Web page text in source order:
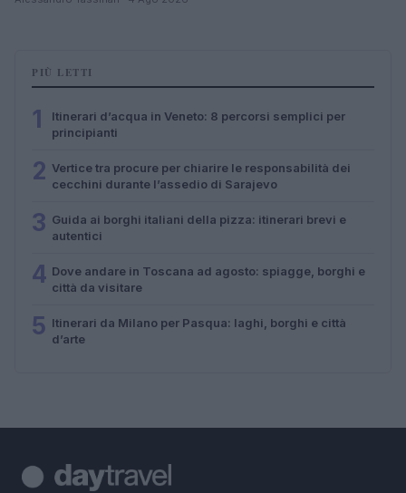
PIÙ LETTI
1
Itinerari d’acqua in Veneto: 8 percorsi semplici per
principianti
2 Vertice tra procure per chiarire le responsabilità dei
cecchini durante l’assedio di Sarajevo
3 Guida ai borghi italiani della pizza: itinerari brevi e
autentici
4 Dove andare in Toscana ad agosto: spiagge, borghi e
città da visitare
5 Itinerari da Milano per Pasqua: laghi, borghi e città
d’arte